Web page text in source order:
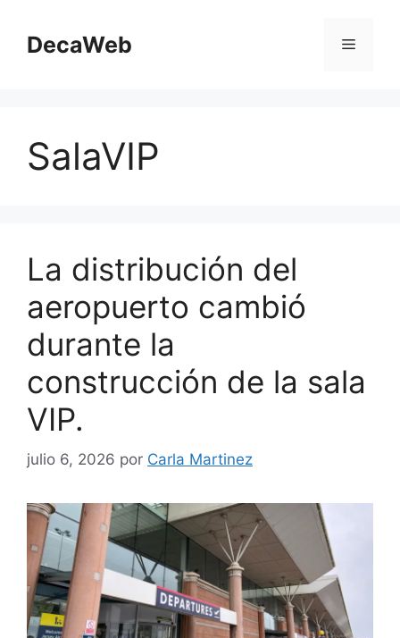
contenido
DecaWeb Menú
SalaVIP
La distribución del
aeropuerto cambió
durante la
construcción de la sala
VIP.
julio 6, 2026 por Carla Martinez